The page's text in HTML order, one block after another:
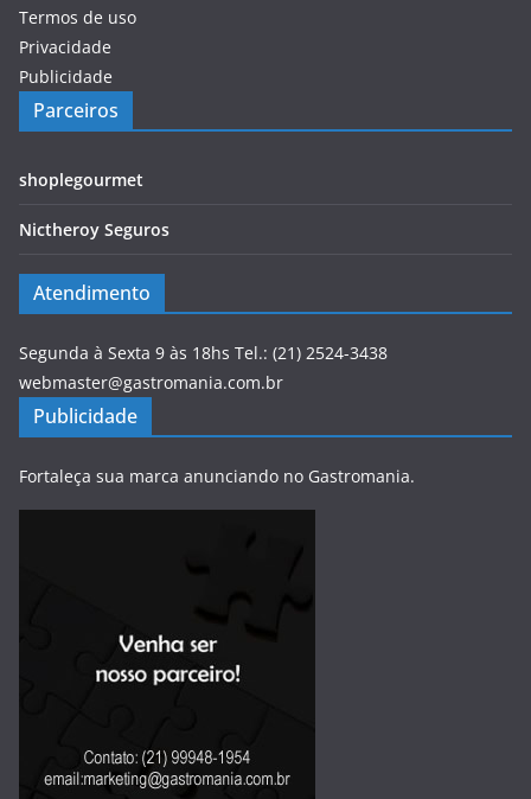
Termos de uso
Privacidade
Publicidade
Parceiros
shoplegourmet
Nictheroy Seguros
Atendimento
Segunda à Sexta 9 às 18hs Tel.: (21) 2524-3438
webmaster@gastromania.com.br
Publicidade
Fortaleça sua marca anunciando no Gastromania.